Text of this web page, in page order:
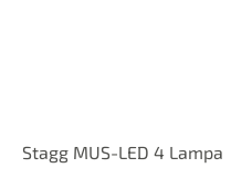
Stagg MUS-LED 4 Lampa